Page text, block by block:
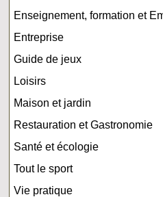
Enseignement, formation et
Entreprise
Guide de jeux
Loisirs
Maison et jardin
Restauration et Gastronomie
Santé et écologie
Tout le sport
Vie pratique